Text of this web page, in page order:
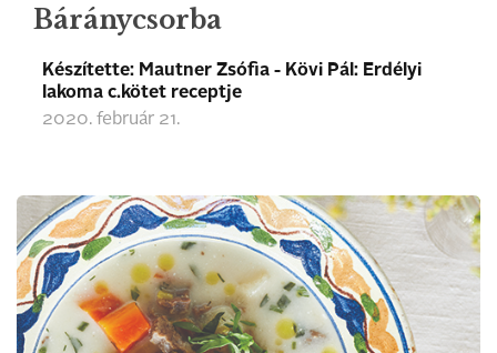
Báránycsorba
Készítette: Mautner Zsófia - Kövi Pál: Erdélyi
lakoma c.kötet receptje
2020. február 21.